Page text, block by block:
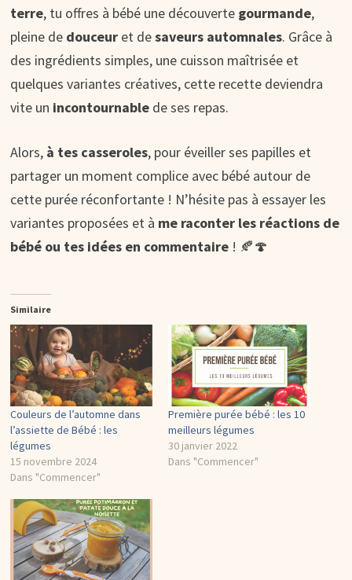
terre, tu offres à bébé une découverte gourmande,
pleine de douceur et desaveurs automnales. Grâce à
des ingrédients simples, une cuisson maîtrisée et
quelques variantes créatives, cette recette deviendra
vite un incontournable de ses repas.
Alors, à tes casseroles, pour éveiller ses papilles et
partager un moment complice avec bébé autour de
cette purée réconfortante ! N’hésite pas à essayer les
variantes proposées et à me raconter les réactions de
bébé ou tes idées en commentaire ! 🍂🍄
Similaire
Couleurs de l’automne dans
l’assiette de Bébé : les
légumes
15 novembre 2024
Dans "Commencer"
Première purée bébé : les 10
meilleurs légumes
30 janvier 2022
Dans "Commencer"